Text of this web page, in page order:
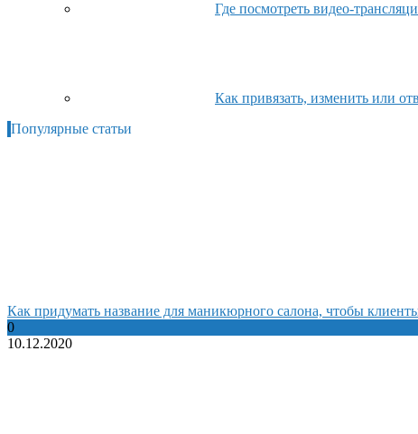
Где посмотреть видео-
Как привязать, изменить или
Популярные статьи
Как придумать название для маникюрного салона, чтобы
0
10.12.2020